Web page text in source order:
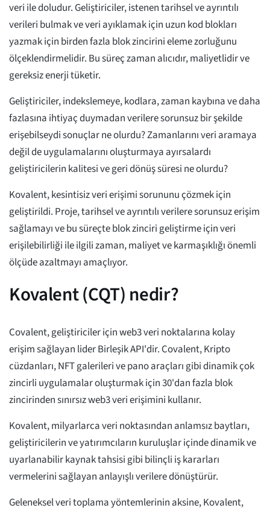
veri ile doludur. Geliştiriciler, istenen tarihsel ve ayrıntılı
verileri bulmak ve veri ayıklamak için uzun kod blokları
yazmak için birden fazla blok zincirini eleme zorluğunu
ölçeklendirmelidir. Bu süreç zaman alıcıdır, maliyetlidir ve
gereksiz enerji tüketir.
Geliştiriciler, indekslemeye, kodlara, zaman kaybına ve daha
fazlasına ihtiyaç duymadan verilere sorunsuz bir şekilde
erişebilseydi sonuçlar ne olurdu? Zamanlarını veri aramaya
değil de uygulamalarını oluşturmaya ayırsalardı
geliştiricilerin kalitesi ve geri dönüş süresi ne olurdu?
Kovalent, kesintisiz veri erişimi sorununu çözmek için
geliştirildi. Proje, tarihsel ve ayrıntılı verilere sorunsuz erişim
sağlamayı ve bu süreçte blok zinciri geliştirme için veri
erişilebilirliği ile ilgili zaman, maliyet ve karmaşıklığı önemli
ölçüde azaltmayı amaçlıyor.
Kovalent (CQT) nedir?
Covalent, geliştiriciler için web3 veri noktalarına kolay
erişim sağlayan lider Birleşik API'dir. Covalent, Kripto
cüzdanları, NFT galerileri ve pano araçları gibi dinamik çok
zincirli uygulamalar oluşturmak için 30'dan fazla blok
zincirinden sınırsız web3 veri erişimini kullanır.
Kovalent, milyarlarca veri noktasından anlamsız baytları,
geliştiricilerin ve yatırımcıların kuruluşlar içinde dinamik ve
uyarlanabilir kaynak tahsisi gibi bilinçli iş kararları
vermelerini sağlayan anlayışlı verilere dönüştürür.
Geleneksel veri toplama yöntemlerinin aksine, Kovalent,